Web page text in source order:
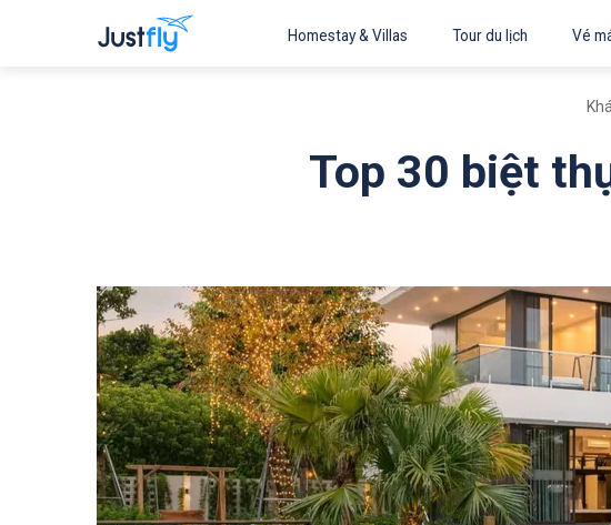
Homestay & Villas Tour du lịch Vé
Top 30 biệt